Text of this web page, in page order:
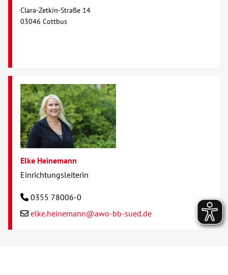
Clara-Zetkin-Straße 14
03046 Cottbus
Elke Heinemann
Einrichtungsleiterin
0355 78006-0
elke.heinemann@awo-bb-sued.de